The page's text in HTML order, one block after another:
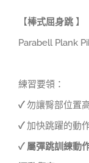
【棒式屈身跳 】
Parabell Plank
練習要領：
✓ 勿讓臀部位置
✓加快跳躍的動
✓ 屬彈跳訓練動